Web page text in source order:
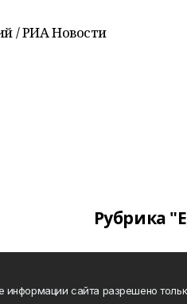
/ РИА Новости
Рубрика
сайта разрешено